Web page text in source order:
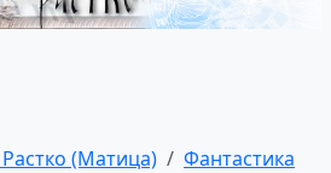
Растко (Матица)
Фантастика